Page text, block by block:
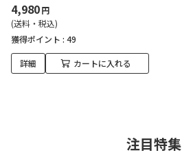
4,980円
(送料・税込)
獲得ポイント : 49
詳細 カートに入れる
注目特集